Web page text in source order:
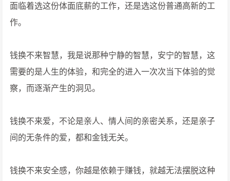
面临着选这份体面底薪的工作，还是选这份普通高新的工
作。
钱换不来智慧，我是说那种宁静的智慧，安宁的智慧，这
需要的是人生的体验，和完全的进入一次次当下体验的觉
察，而逐渐产生的洞见。
钱换不来爱，不论是亲人、情人间的亲密关系，还是亲子
间的无条件的爱，都和金钱无关。
钱换不来安全感，你越是依赖于赚钱，就越无法摆脱这种